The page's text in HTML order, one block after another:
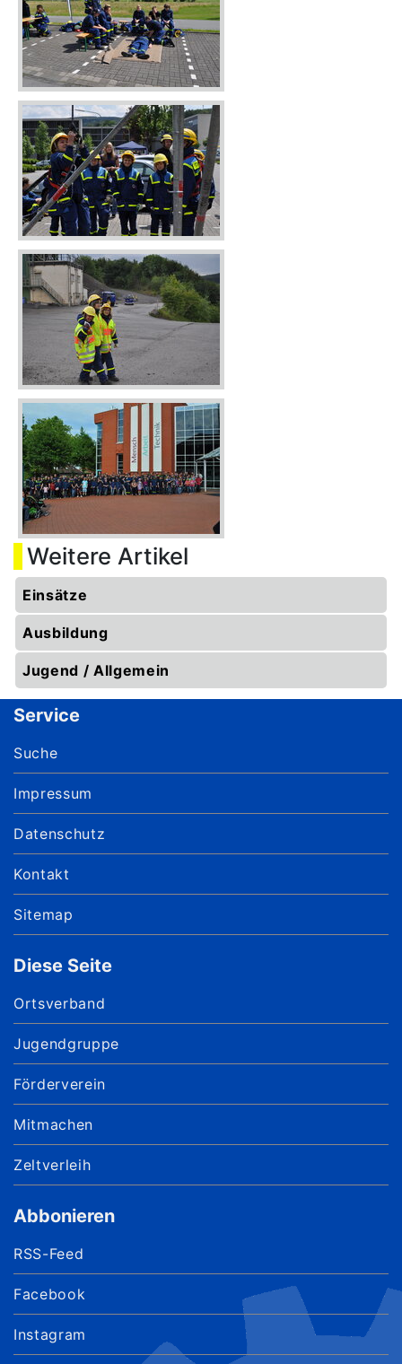
Weitere Artikel
Einsätze
Ausbildung
Jugend / Allgemein
Service
Suche
Impressum
Datenschutz
Kontakt
Sitemap
Diese Seite
Ortsverband
Jugendgruppe
Förderverein
Mitmachen
Zeltverleih
Abbonieren
RSS-Feed
Facebook
Instagram